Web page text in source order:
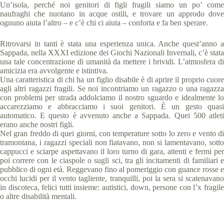
Un’isola, perché noi genitori di figli fragili siamo un po’ come
naufraghi che nuotano in acque ostili, e trovare un approdo dove
ognuno aiuta l’altro – e c’è chi ci aiuta – conforta e fa ben sperare.
Ritrovarsi in tanti è stata una esperienza unica. Anche quest’anno a
Sappada, nella XXXI edizione dei Giochi Nazionali Invernali, c’è stata
una tale concentrazione di umanità da mettere i brividi. L’atmosfera di
amicizia era avvolgente e istintiva.
Una caratteristica di chi ha un figlio disabile è di aprire il proprio cuore
agli altri ragazzi fragili. Se noi incontriamo un ragazzo o una ragazza
con problemi per strada addolciamo il nostro sguardo e idealmente lo
accarezziamo e abbracciamo i suoi genitori. È un gesto quasi
automatico. E questo è avvenuto anche a Sappada. Quei 500 atleti
erano anche nostri figli.
Nel gran freddo di quei giorni, con temperature sotto lo zero e vento di
tramontana, i ragazzi speciali non fiatavano, non si lamentavano, sotto
cappucci e sciarpe aspettavano il loro turno di gara, attenti e fermi per
poi correre con le ciaspole o sugli sci, tra gli incitamenti di familiari e
pubblico di ogni età. Reggevano fino al pomeriggio con guance rosse e
occhi lucidi per il vento tagliente, tranquilli, poi la sera si scatenavano
in discoteca, felici tutti insieme: autistici, down, persone con l’x fragile
o altre disabilità mentali.